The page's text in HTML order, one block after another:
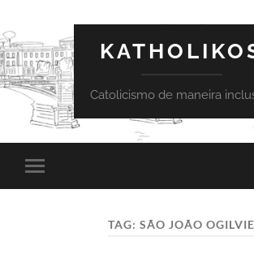
Catolicismo de maneira
Toggle
mobile
TAG:SÃO JOÃO OGILVIE